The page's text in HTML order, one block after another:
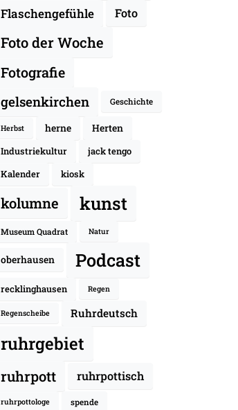
Flaschengefühle Foto
Foto der Woche
Fotografie
gelsenkirchen Geschichte
Herbst herne Herten
Industriekultur
jack tengo
Kalender
kiosk
kolumne kunst
Museum Quadrat Natur
oberhausen Podcast
recklinghausen Regen
Regenscheibe Ruhrdeutsch
ruhrgebiet
ruhrpott ruhrpottisch
ruhrpottologe spende